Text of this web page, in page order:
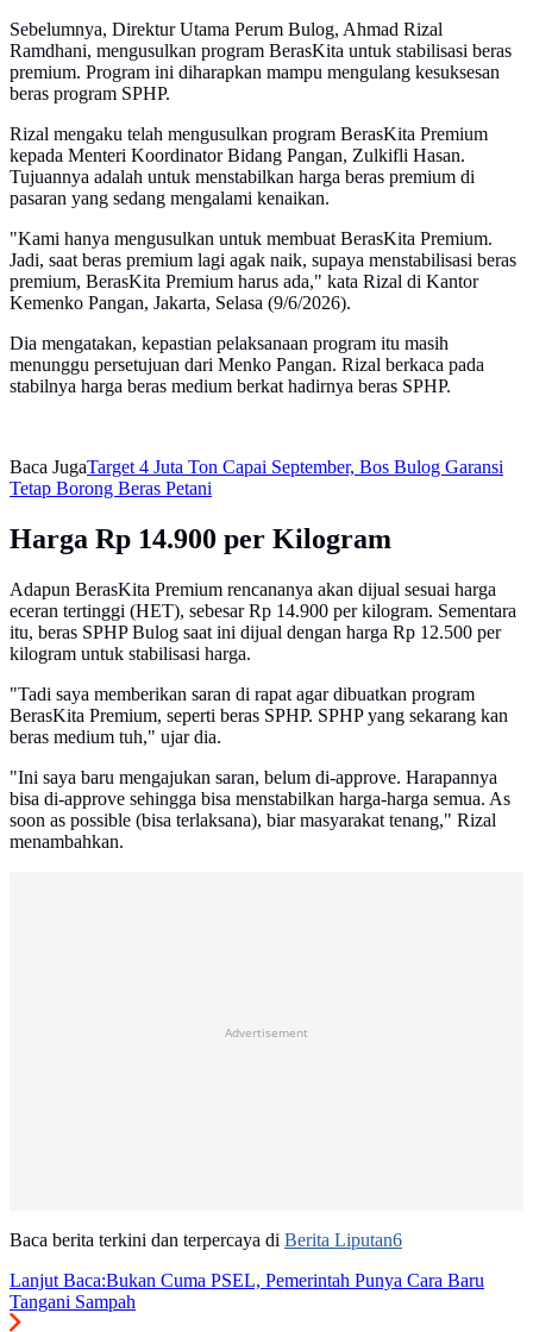
Sebelumnya, Direktur Utama Perum Bulog, Ahmad Rizal
Ramdhani, mengusulkan program BerasKita untuk stabilisasi beras
premium. Program ini diharapkan mampu mengulang kesuksesan
beras program SPHP.
Rizal mengaku telah mengusulkan program BerasKita Premium
kepada Menteri Koordinator Bidang Pangan, Zulkifli Hasan.
Tujuannya adalah untuk menstabilkan harga beras premium di
pasaran yang sedang mengalami kenaikan.
"Kami hanya mengusulkan untuk membuat BerasKita Premium.
Jadi, saat beras premium lagi agak naik, supaya menstabilisasi beras
premium, BerasKita Premium harus ada," kata Rizal di Kantor
Kemenko Pangan, Jakarta, Selasa (9/6/2026).
Dia mengatakan, kepastian pelaksanaan program itu masih
menunggu persetujuan dari Menko Pangan. Rizal berkaca pada
stabilnya harga beras medium berkat hadirnya beras SPHP.
Baca JugaTarget 4 Juta Ton Capai September, Bos Bulog Garansi
Tetap Borong Beras Petani
Harga Rp 14.900 per Kilogram
Adapun BerasKita Premium rencananya akan dijual sesuai harga
eceran tertinggi (HET), sebesar Rp 14.900 per kilogram. Sementara
itu, beras SPHP Bulog saat ini dijual dengan harga Rp 12.500 per
kilogram untuk stabilisasi harga.
"Tadi saya memberikan saran di rapat agar dibuatkan program
BerasKita Premium, seperti beras SPHP. SPHP yang sekarang kan
beras medium tuh," ujar dia.
"Ini saya baru mengajukan saran, belum di-approve. Harapannya
bisa di-approve sehingga bisa menstabilkan harga-harga semua. As
soon as possible (bisa terlaksana), biar masyarakat tenang," Rizal
menambahkan.
Advertisement
Baca berita terkini dan terpercaya di Berita Liputan6
Lanjut Baca:Bukan Cuma PSEL, Pemerintah Punya Cara Baru
Tangani Sampah